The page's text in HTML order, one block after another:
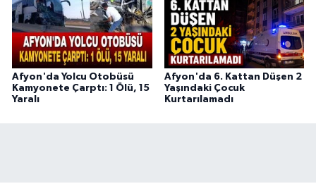
Afyon'da Yolcu Otobüsü
Kamyonete Çarptı: 1 Ölü, 15
Yaralı
Afyon'da 6. Kattan Düşen 2
Yaşındaki Çocuk
Kurtarılamadı